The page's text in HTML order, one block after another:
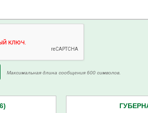
Максимальная длина сообщения 600 символов.